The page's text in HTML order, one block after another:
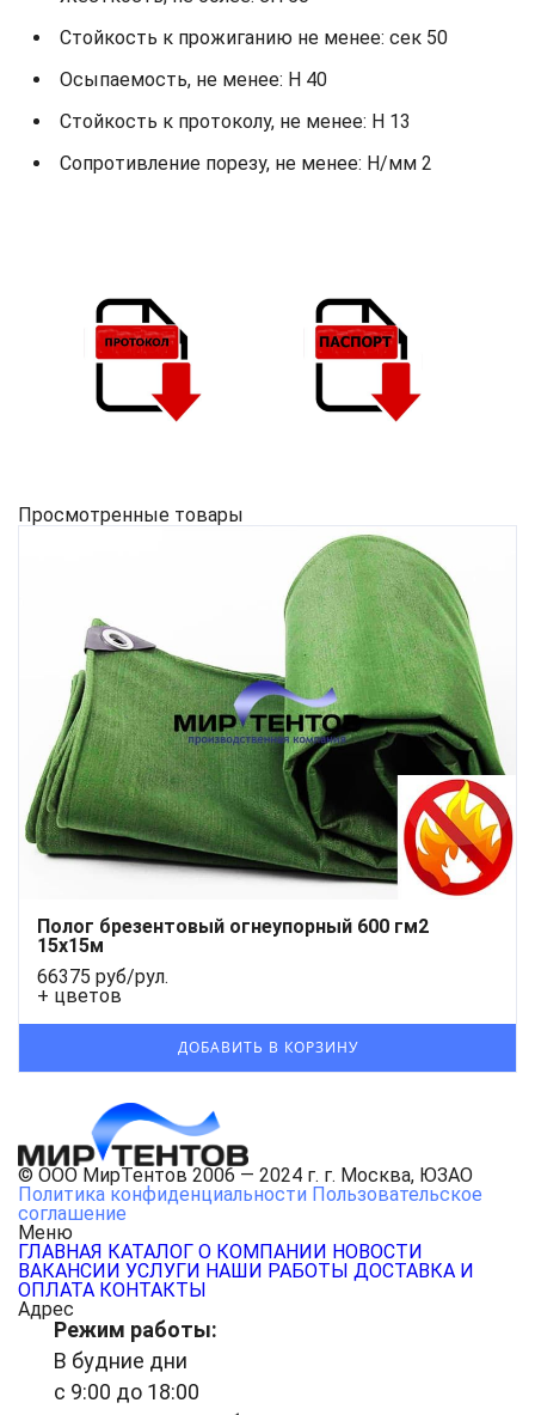
Стойкость к прожиганию не менее: сек 50
Осыпаемость, не менее: H 40
Стойкость к протоколу, не менее: H 13
Сопротивление порезу, не менее: Н/мм 2
Просмотренные товары
Полог брезентовый огнеупорный 600 гм2
15x15м
66375 руб/рул.
+ цветов
© ООО МирТентов 2006 — 2024 г. г. Москва, ЮЗАО
Политика конфиденциальности Пользовательское
соглашение
Меню
ГЛАВНАЯ КАТАЛОГ О КОМПАНИИ НОВОСТИ
ВАКАНСИИ УСЛУГИ НАШИ РАБОТЫ ДОСТАВКА И
ОПЛАТА КОНТАКТЫ
Адрес
Режим работы:
В будние дни
с 9:00 до 18:00